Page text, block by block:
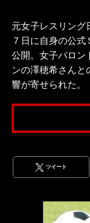
元女子レスリング
７日に自身の公
公開。女子バロン
ンの澤穂希さんと
響が寄せられた
ツイート